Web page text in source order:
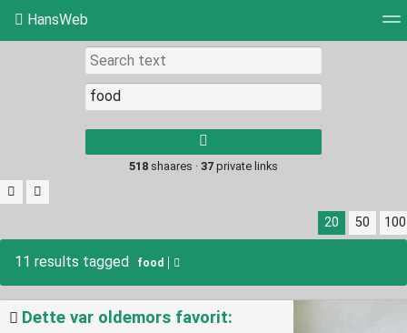
HansWeb
Picture wall
results.
518 shaares · 37 private links
20 50 100
11 results tagged food
Dette var oldemors favorit: